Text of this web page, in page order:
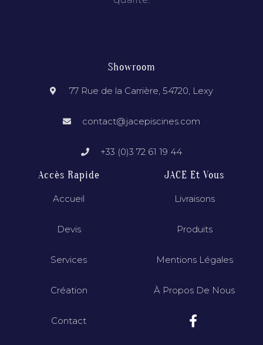
Showroom
77 Rue de la Carrière, 54720, Lexy
contact@jacepiscines.com
+33 (0)3 72 61 19 44
Accès Rapide
Accueil
Devis
Services
Création
Contact
JACE Et Vous
Livraisons
Produits
Mentions Légales
À Propos De Nous